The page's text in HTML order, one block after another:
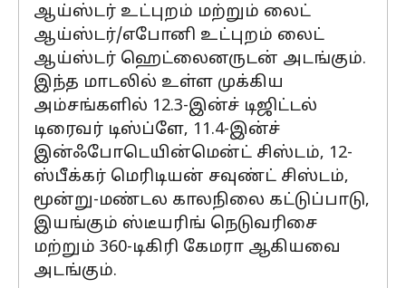
ஆய்ஸ்டர் உட்புறம் மற்றும் லைட்
ஆய்ஸ்டர்/எபோனி உட்புறம் லைட்
ஆய்ஸ்டர் ஹெட்லைனருடன் அடங்கும்.
இந்த மாடலில் உள்ள முக்கிய
அம்சங்களில் 12.3-இன்ச் டிஜிட்டல்
டிரைவர் டிஸ்ப்ளே, 11.4-இன்ச்
இன்ஃபோடெயின்மென்ட் சிஸ்டம், 12-
ஸ்பீக்கர் மெரிடியன் சவுண்ட் சிஸ்டம்,
மூன்று-மண்டல காலநிலை கட்டுப்பாடு,
இயங்கும் ஸ்டீயரிங் நெடுவரிசை
மற்றும் 360-டிகிரி கேமரா ஆகியவை
அடங்கும்.